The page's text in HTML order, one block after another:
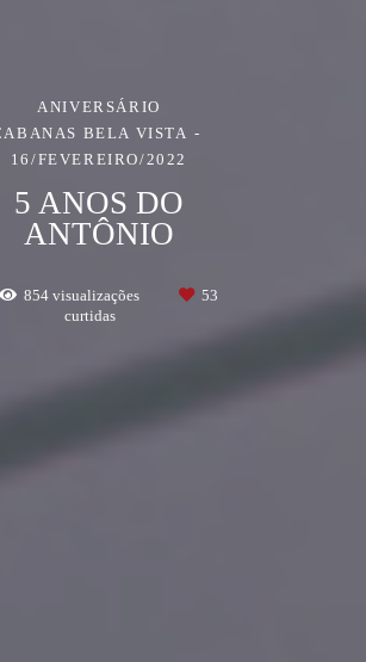
ANIVERSÁRIO
BELA VISTA
16/FEVEREIRO/2022
5 ANOS DO
ANTÔNIO
854visualizações
53
curtidas